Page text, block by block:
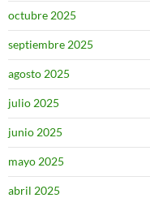
octubre 2025
septiembre 2025
agosto 2025
julio 2025
junio 2025
mayo 2025
abril 2025